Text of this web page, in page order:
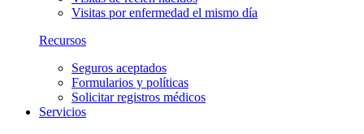
Visitas por enfermedad el mismo día
Recursos
Seguros aceptados
Formularios y políticas
Solicitar registros médicos
Servicios